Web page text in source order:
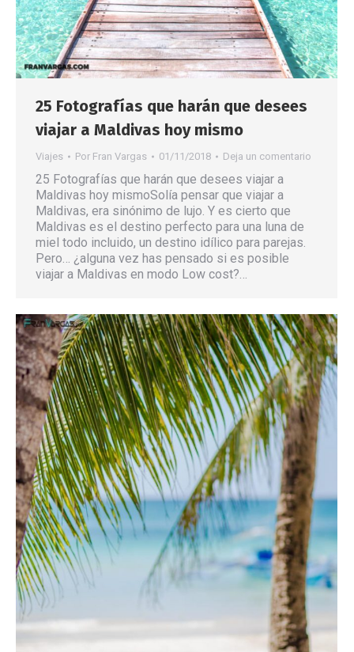
25 Fotografías que harán que desees
viajar a Maldivas hoy mismo
Viajes Por Fran Vargas 01/11/2018 Deja un comentario
25 Fotografías que harán que desees viajar a
Maldivas hoy mismoSolía pensar que viajar a
Maldivas, era sinónimo de lujo. Y es cierto que
Maldivas es el destino perfecto para una luna de
miel todo incluido, un destino idílico para parejas.
Pero… ¿alguna vez has pensado si es posible
viajar a Maldivas en modo Low cost?…